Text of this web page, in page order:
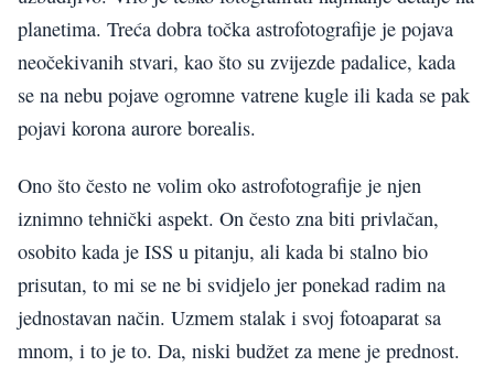
planetima. Treća dobra točka astrofotografije je pojava
neočekivanih stvari, kao što su zvijezde padalice, kada
se na nebu pojave ogromne vatrene kugle ili kada se pak
pojavi korona aurore borealis.
Ono što često ne volim oko astrofotografije je njen
iznimno tehnički aspekt. On često zna biti privlačan,
osobito kada je ISS u pitanju, ali kada bi stalno bio
prisutan, to mi se ne bi svidjelo jer ponekad radim na
jednostavan način. Uzmem stalak i svoj fotoaparat sa
mnom, i to je to. Da, niski budžet za mene je prednost.